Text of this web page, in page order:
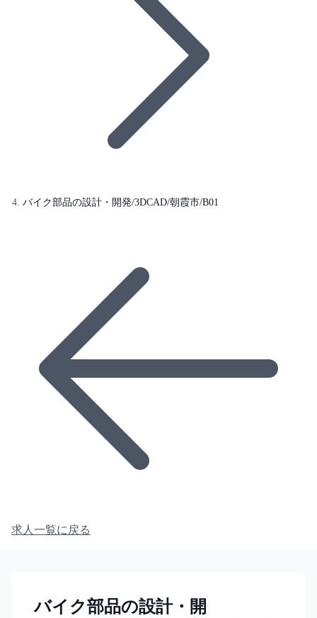
バイク部品の設計・開発/3DCAD/朝霞市/B01
求人一覧に戻る
バイク部品の設計・開